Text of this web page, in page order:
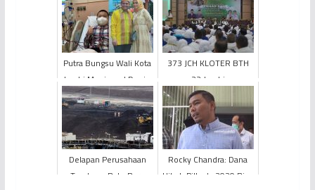
Putra Bungsu Wali Kota
Jambi Meninggal Dunia,
Budi Setiawan Ucapkan
Belasungkawa
373 JCH KLOTER BTH
22 Jambi
Diberangkatkan ke
Tanah Suci
Delapan Perusahaan
Tambang Batu Bara
Rocky Chandra: Dana
Hibah Pilkada 2020 Bisa